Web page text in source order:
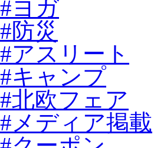
#ヨガ
#防災
#アスリート
#キャンプ
#北欧フェア
#メディア掲載